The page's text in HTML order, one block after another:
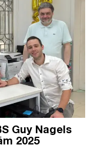
Guy Nagels
2025